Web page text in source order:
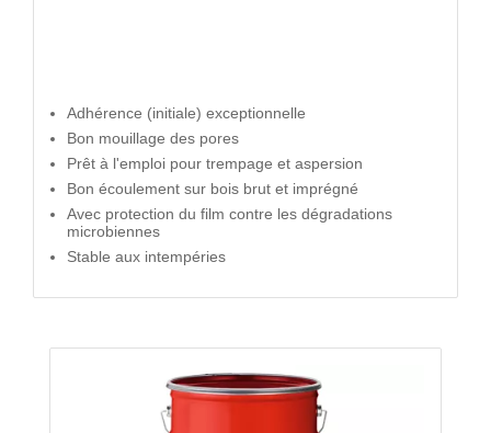
Adhérence (initiale) exceptionnelle
Bon mouillage des pores
Prêt à l'emploi pour trempage et aspersion
Bon écoulement sur bois brut et imprégné
Avec protection du film contre les dégradations
microbiennes
Stable aux intempéries